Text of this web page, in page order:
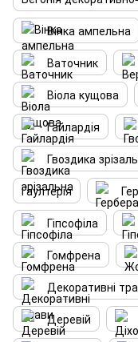
Вінка ампельна
Ваточник
Віола кущова
Гайлардія
Гвоздика
Гаултерія
Гіпсофіла
Гомфрена
Декоративні
Деревій